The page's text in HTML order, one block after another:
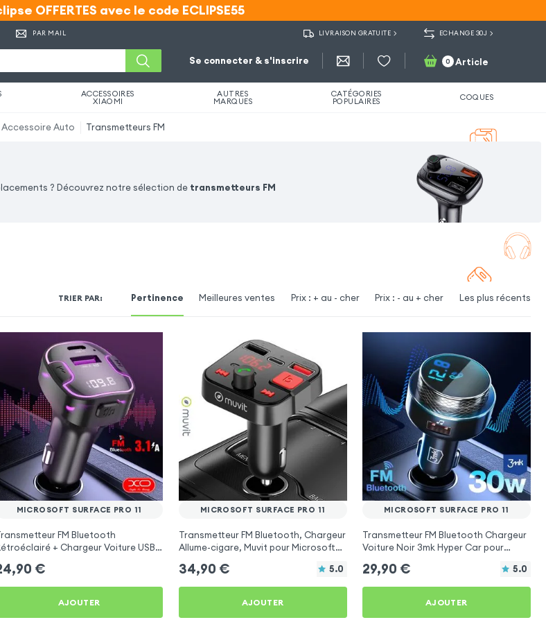
OFFERTES avec le code ECLIPSE55
OFFERTES avec le code ECLIPSE55
PAR MAIL LIVRAISON GRATUITE ECHANGE 30J
Se connecter & s'inscrire 0 Article
ACCESSOIRES
XIAOMI
AUTRES
MARQUES
CATÉGORIES
POPULAIRES COQUES
Accessoire Auto Transmetteurs FM
? Découvrez notre sélection de transmetteurs FM
TRIER PAR: Pertinence Meilleures ventes Prix : + au - cher Prix : - au + cher Les plus récents
MICROSOFT SURFACE PRO 11
FM Bluetooth
+ Chargeur Voiture USB
€
AJOUTER
MICROSOFT SURFACE PRO 11
Transmetteur FM Bluetooth, Chargeur
Allume-cigare, Muvit pour Microsoft
34,90 € 5.0
AJOUTER
MICROSOFT SURFACE PRO 11
Transmetteur FM Bluetooth Chargeur
Voiture Noir 3mk Hyper Car pour
29,90 € 5.0
AJOUTER